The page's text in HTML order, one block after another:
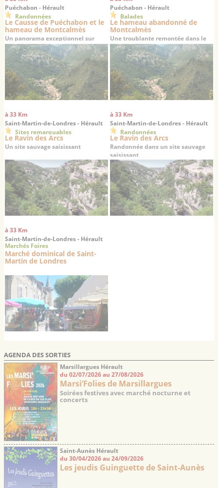
Puéchabon - Hérault
Randonnées
Le Causse de Puéchabon et le
hameau de Montcalmès
Un panorama exceptionnel sur
Saint-Guilhem-le-Désert
Puéchabon - Hérault
Balades
Le hameau abandonné de
Montcalmès
Une troublante remontée dans le
temps
à 33 Km
Saint-Martin-de-Londres - Hérault
Sites remarquables
Le Ravin des Arcs
Un site sauvage saisissant
à 33 Km
Saint-Martin-de-Londres - Hérault
Randonnées
Le Ravin des Arcs
Randonnée dans un site sauvage
saisissant
à 33 Km
Saint-Martin-de-Londres - Hérault
Marchés Foires
Marché dominical de Saint-
Martin de Londres
AGENDA DES SORTIES
Marsillargues Hérault
du 02/07/2026 au 27/08/2026
Marsi’Folies de Marsillargues
Soirées festives avec marché nocturne et
concerts
Saint-Aunès Hérault
du 30/04/2026 au 24/09/2026
Les jeudis Guinguette de Saint-Aunès